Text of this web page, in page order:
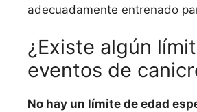
adecuadamente entrenado
¿Existe algún
eventos de
No hay un límite de edad